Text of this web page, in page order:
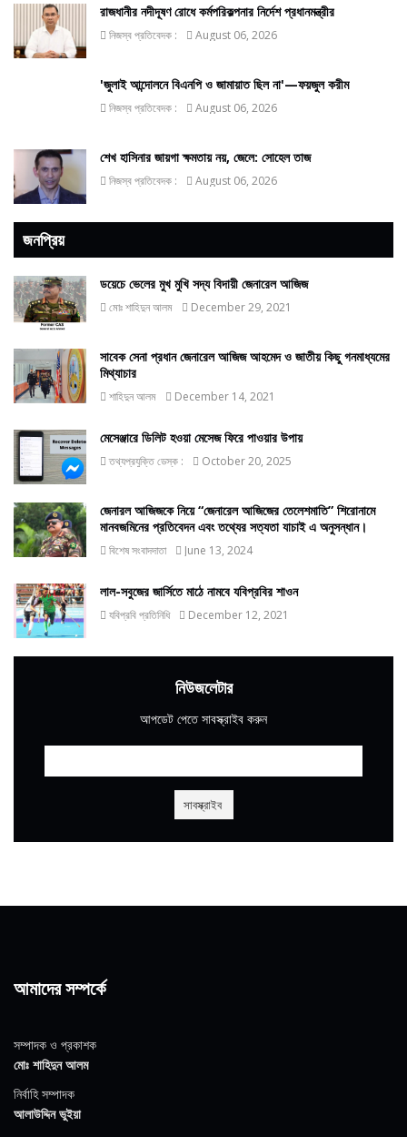
রাজধানীর নদীদূষণ রোধে কর্মপরিকল্পনার নির্দেশ প্রধানমন্ত্রীর
নিজস্ব প্রতিবেদক : August 06, 2026
'জুলাই আন্দোলনে বিএনপি ও জামায়াত ছিল না'—ফয়জুল করীম
নিজস্ব প্রতিবেদক : August 06, 2026
শেখ হাসিনার জায়গা ক্ষমতায় নয়, জেলে: সোহেল তাজ
নিজস্ব প্রতিবেদক : August 06, 2026
জনপ্রিয়
ডয়েচে ভেলের মুখ মুখি সদ্য বিদায়ী জেনারেল আজিজ
মোঃ শাহিদুন আলম December 29, 2021
সাবেক সেনা প্রধান জেনারেল আজিজ আহমেদ ও জাতীয় কিছু গনমাধ্যমের
মিথ্যাচার
শাহিদুন আলম December 14, 2021
মেসেঞ্জারে ডিলিট হওয়া মেসেজ ফিরে পাওয়ার উপায়
তথ্যপ্রযুক্তি ডেস্ক : October 20, 2025
জেনারল আজিজকে নিয়ে “জেনারেল আজিজের তেলেশমাতি” শিরোনামে
মানবজমিনের প্রতিবেদন এবং তথ্যের সত্যতা যাচাই এ অনুসন্ধান।
বিশেষ সংবাদদাতা June 13, 2024
লাল-সবুজের জার্সিতে মাঠে নামবে যবিপ্রবির শাওন
যবিপ্রবি প্রতিনিধি December 12, 2021
নিউজলেটার
আপডেট পেতে সাবস্ক্রাইব করুন
আমাদের সম্পর্কে
সম্পাদক ও প্রকাশক
মোঃ শাহিদুন আলম
নির্বাহি সম্পাদক
আলাউদ্দিন ভুইয়া